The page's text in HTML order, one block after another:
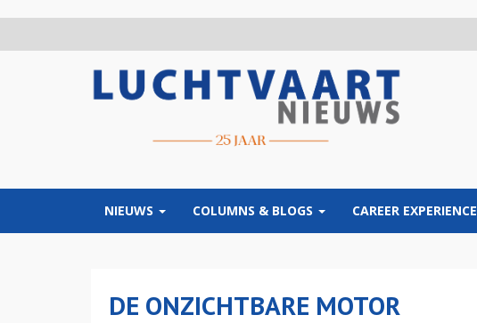
NIEUWS COLUMNS & BLOGS CAREER EXPERIENCE
DE ONZICHTBARE MOTOR